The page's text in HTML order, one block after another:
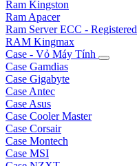
Ram Kingston
Ram Apacer
Ram Server ECC - Registered
RAM Kingmax
Case - Vỏ Máy Tính
Case Gamdias
Case Gigabyte
Case Antec
Case Asus
Case Cooler Master
Case Corsair
Case Montech
Case MSI